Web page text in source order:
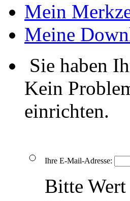
Mein
Meine
Sie haben
Kein
einrichten.
Ihre E-Mail-Adresse:
Bitte Wert